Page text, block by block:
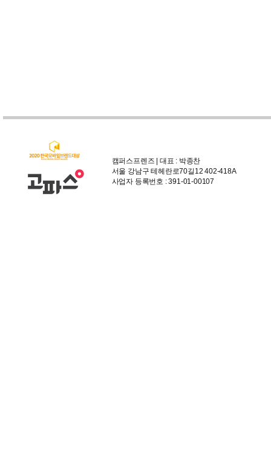
캠퍼스프렌즈 | 대표 : 박종찬
서울 강남구 테헤란로70길12 402-418A
사업자 등록번호 : 391-01-00107